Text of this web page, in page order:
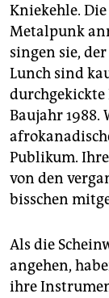
Kniekehle.
Metalpunk
singen sie,
Lunch sind
Baujahr 1988.
Publikum.
von den
bisschen
Als die
angehen,
ihre